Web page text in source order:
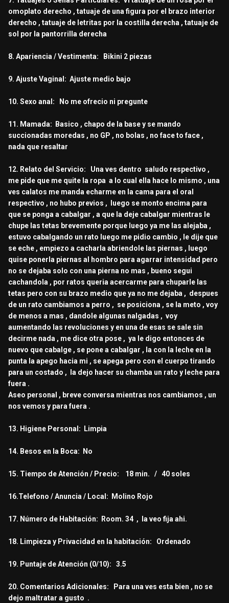
omoplato derecho , tatuaje de una figura por el brazo interior
derecho , tatuaje de letritas por la costilla derecha , tatuaje de
sol por la pantorrilla derecha
8. Apariencia / Vestimenta: Bikini 2 piezas
9. Ajuste Vaginal: Ajuste medio bajo
10. Sexo anal: No me ofrecio ni pregunte
11. Mamada: Basico , chapo de la base y se mando
succionadas moredas , no GP , no bolas , no face to face ,
nada que resaltar
12. Relato del Servicio: Una ves dentro saludo respectivo ,
me pide que me quite la ropa a lo cual ella hace lo mismo , una
ves calatos me manda echarme en la cama para el oral
respectivo , no hubo previos , luego se monto encima para
que se ponga a cabalgar , a que la deje cabalgar mientras le
chupe las tetas brevemente porque luego ya me las alejaba ,
estuvo cabalgando un rato luego me pidio cambio , le dije que
se eche , empiezo a cacharla abriendole las piernas , luego
quise ponerla piernas al hombro para agarrar intensidad pero
no se dejaba solo con una pierna no mas , bueno segui
cachandola , por ratos queria acercarme para chuparle las
tetas pero con su brazo medio que ya no me dejaba , despues
de un rato cambiamos a perro , se posiciona , se la meto , voy
de menos a mas , dandole algunas nalgadas , voy
aumentando las revoluciones y en una de esas se sale sin
decirme nada , me dice otra pose , ya le digo entonces de
nuevo que cabalge , se pone a cabalgar , la con la leche en la
punta la apego hacia mi , se apega pero con el cuerpo tirando
para un costado , la dejo hacer su chamba un rato y leche para
fuera .
Aseo personal , breve conversa mientras nos cambiamos , un
nos vemos y para fuera .
13. Higiene Personal: Limpia
14. Besos en la Boca: No
15. Tiempo de Atención / Precio: 18 min. / 40 soles
16.Telefono / Anuncia / Local: Molino Rojo
17. Número de Habitación: Room. 34 , la veo fija ahi.
18. Limpieza y Privacidad en la habitación: Ordenado
19. Puntaje de Atención (0/10): 3.5
20. Comentarios Adicionales: Para una ves esta bien , no se
dejo maltratar a gusto .